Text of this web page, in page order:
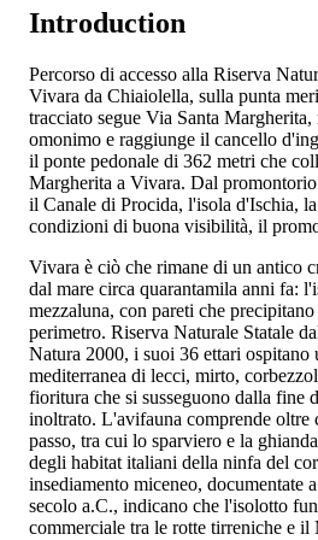
Introduction
Percorso di accesso alla Riserva
Vivara da Chiaiolella, sulla punta
tracciato segue Via Santa
omonimo e raggiunge il cancello
il ponte pedonale di 362 metri che
Margherita a Vivara. Dal
il Canale di Procida, l'isola d'Ischia,
condizioni di buona visibilità, il
Vivara è ciò che rimane di un antico
dal mare circa quarantamila anni fa:
mezzaluna, con pareti che
perimetro. Riserva Naturale Statale
Natura 2000, i suoi 36 ettari ospitano
mediterranea di lecci, mirto,
fioritura che si susseguono dalla fine
inoltrato. L'avifauna comprende oltre
passo, tra cui lo sparviero e la
degli habitat italiani della ninfa del
insediamento miceneo,
secolo a.C., indicano che l'isolotto
commerciale tra le rotte tirreniche e il